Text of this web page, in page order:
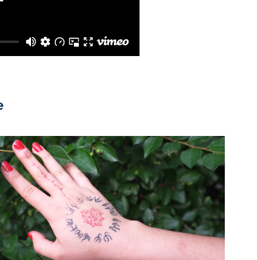
2022
dom. Wywiad z Kingą
Michalską